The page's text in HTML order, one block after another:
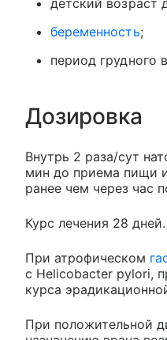
детский возраст
беременность;
период грудного
Дозировка
Внутрь 2 раза/сут
мин до приема пищи
ранее чем через час
Курс лечения 28 дней.
При атрофическом
с Helicobacter pylori,
курса
При положительной